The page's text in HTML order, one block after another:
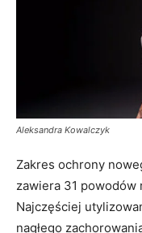
Aleksandra Kowalczyk
Zakres ochrony
zawiera 31
Najczęściej
nagłego